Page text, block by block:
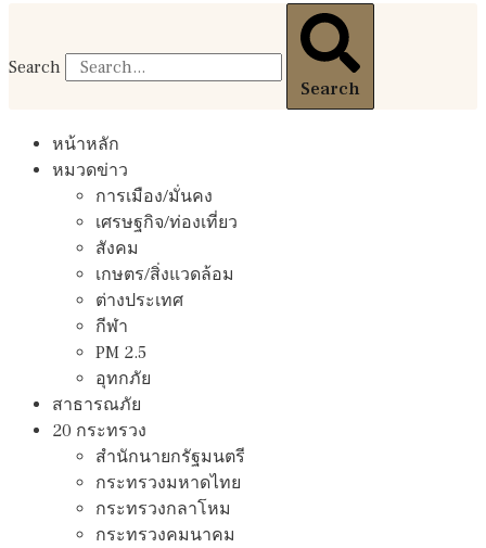
Search
Search
หน้าหลัก
หมวดข่าว
การเมือง/มั่นคง
เศรษฐกิจ/ท่องเที่ยว
สังคม
เกษตร/สิ่งแวดล้อม
ต่างประเทศ
กีฬา
PM 2.5
อุทกภัย
สาธารณภัย
20 กระทรวง
สํานักนายกรัฐมนตรี
กระทรวงมหาดไทย
กระทรวงกลาโหม
กระทรวงคมนาคม